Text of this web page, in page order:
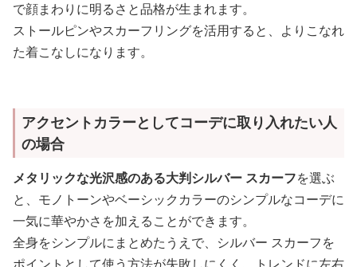
で顔まわりに明るさと品格が生まれます。
ストールピンやスカーフリングを活用すると、よりこなれ
た着こなしになります。
アクセントカラーとしてコーデに取り入れたい人
の場合
メタリックな光沢感のある大判シルバー スカーフを選ぶ
と、モノトーンやベーシックカラーのシンプルなコーデに
一気に華やかさを加えることができます。
全身をシンプルにまとめたうえで、シルバー スカーフを